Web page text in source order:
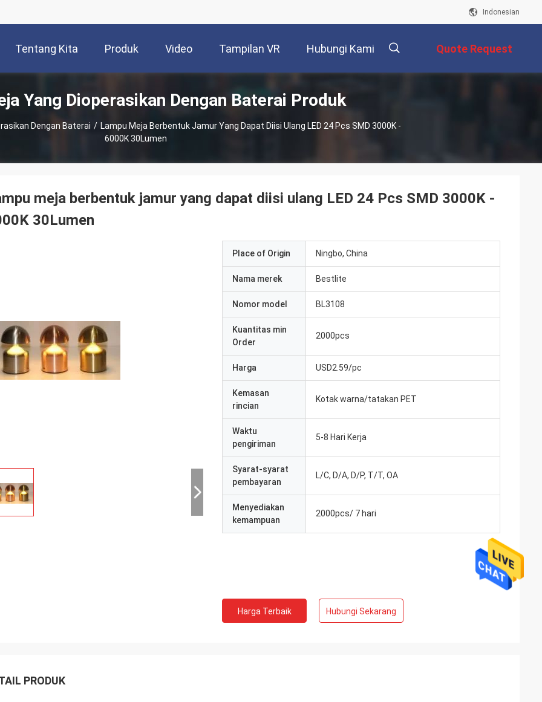
Indonesian
Tentang Kita Produk Video Tampilan VR Hubungi Kami Quote Request
Yang Dioperasikan Dengan Baterai Produk
Dengan Baterai / Lampu Meja Berbentuk Jamur Yang Dapat Diisi Ulang LED 24 Pcs SMD 3000K -
6000K 30Lumen
meja berbentuk jamur yang dapat diisi ulang LED 24 Pcs SMD 3000K -
30Lumen
Place of Origin Ningbo, China
Nama merek Bestlite
Nomor model BL3108
Kuantitas min
Order
2000pcs
Harga USD2.59/pc
Kemasan
rincian
Kotak warna/tatakan PET
Waktu
pengiriman
5-8 Hari Kerja
Syarat-syarat
pembayaran
L/C, D/A, D/P, T/T, OA
Menyediakan
kemampuan
2000pcs/ 7 hari
Harga Terbaik Hubungi Sekarang
PRODUK